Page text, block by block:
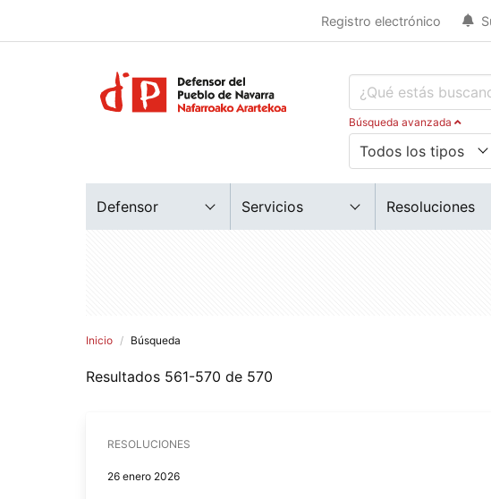
Registro electrónico
Búsqueda avanzada
Defensor Servicios Resoluciones
Inicio Búsqueda
Resultados 561-570 de 570
RESOLUCIONES
26 enero 2026